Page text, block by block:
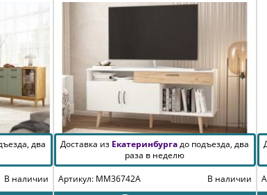
два
В наличии
Доставка из Екатеринбургадо подъезда, два
раза в неделю
Артикул: MM36742A
В наличии